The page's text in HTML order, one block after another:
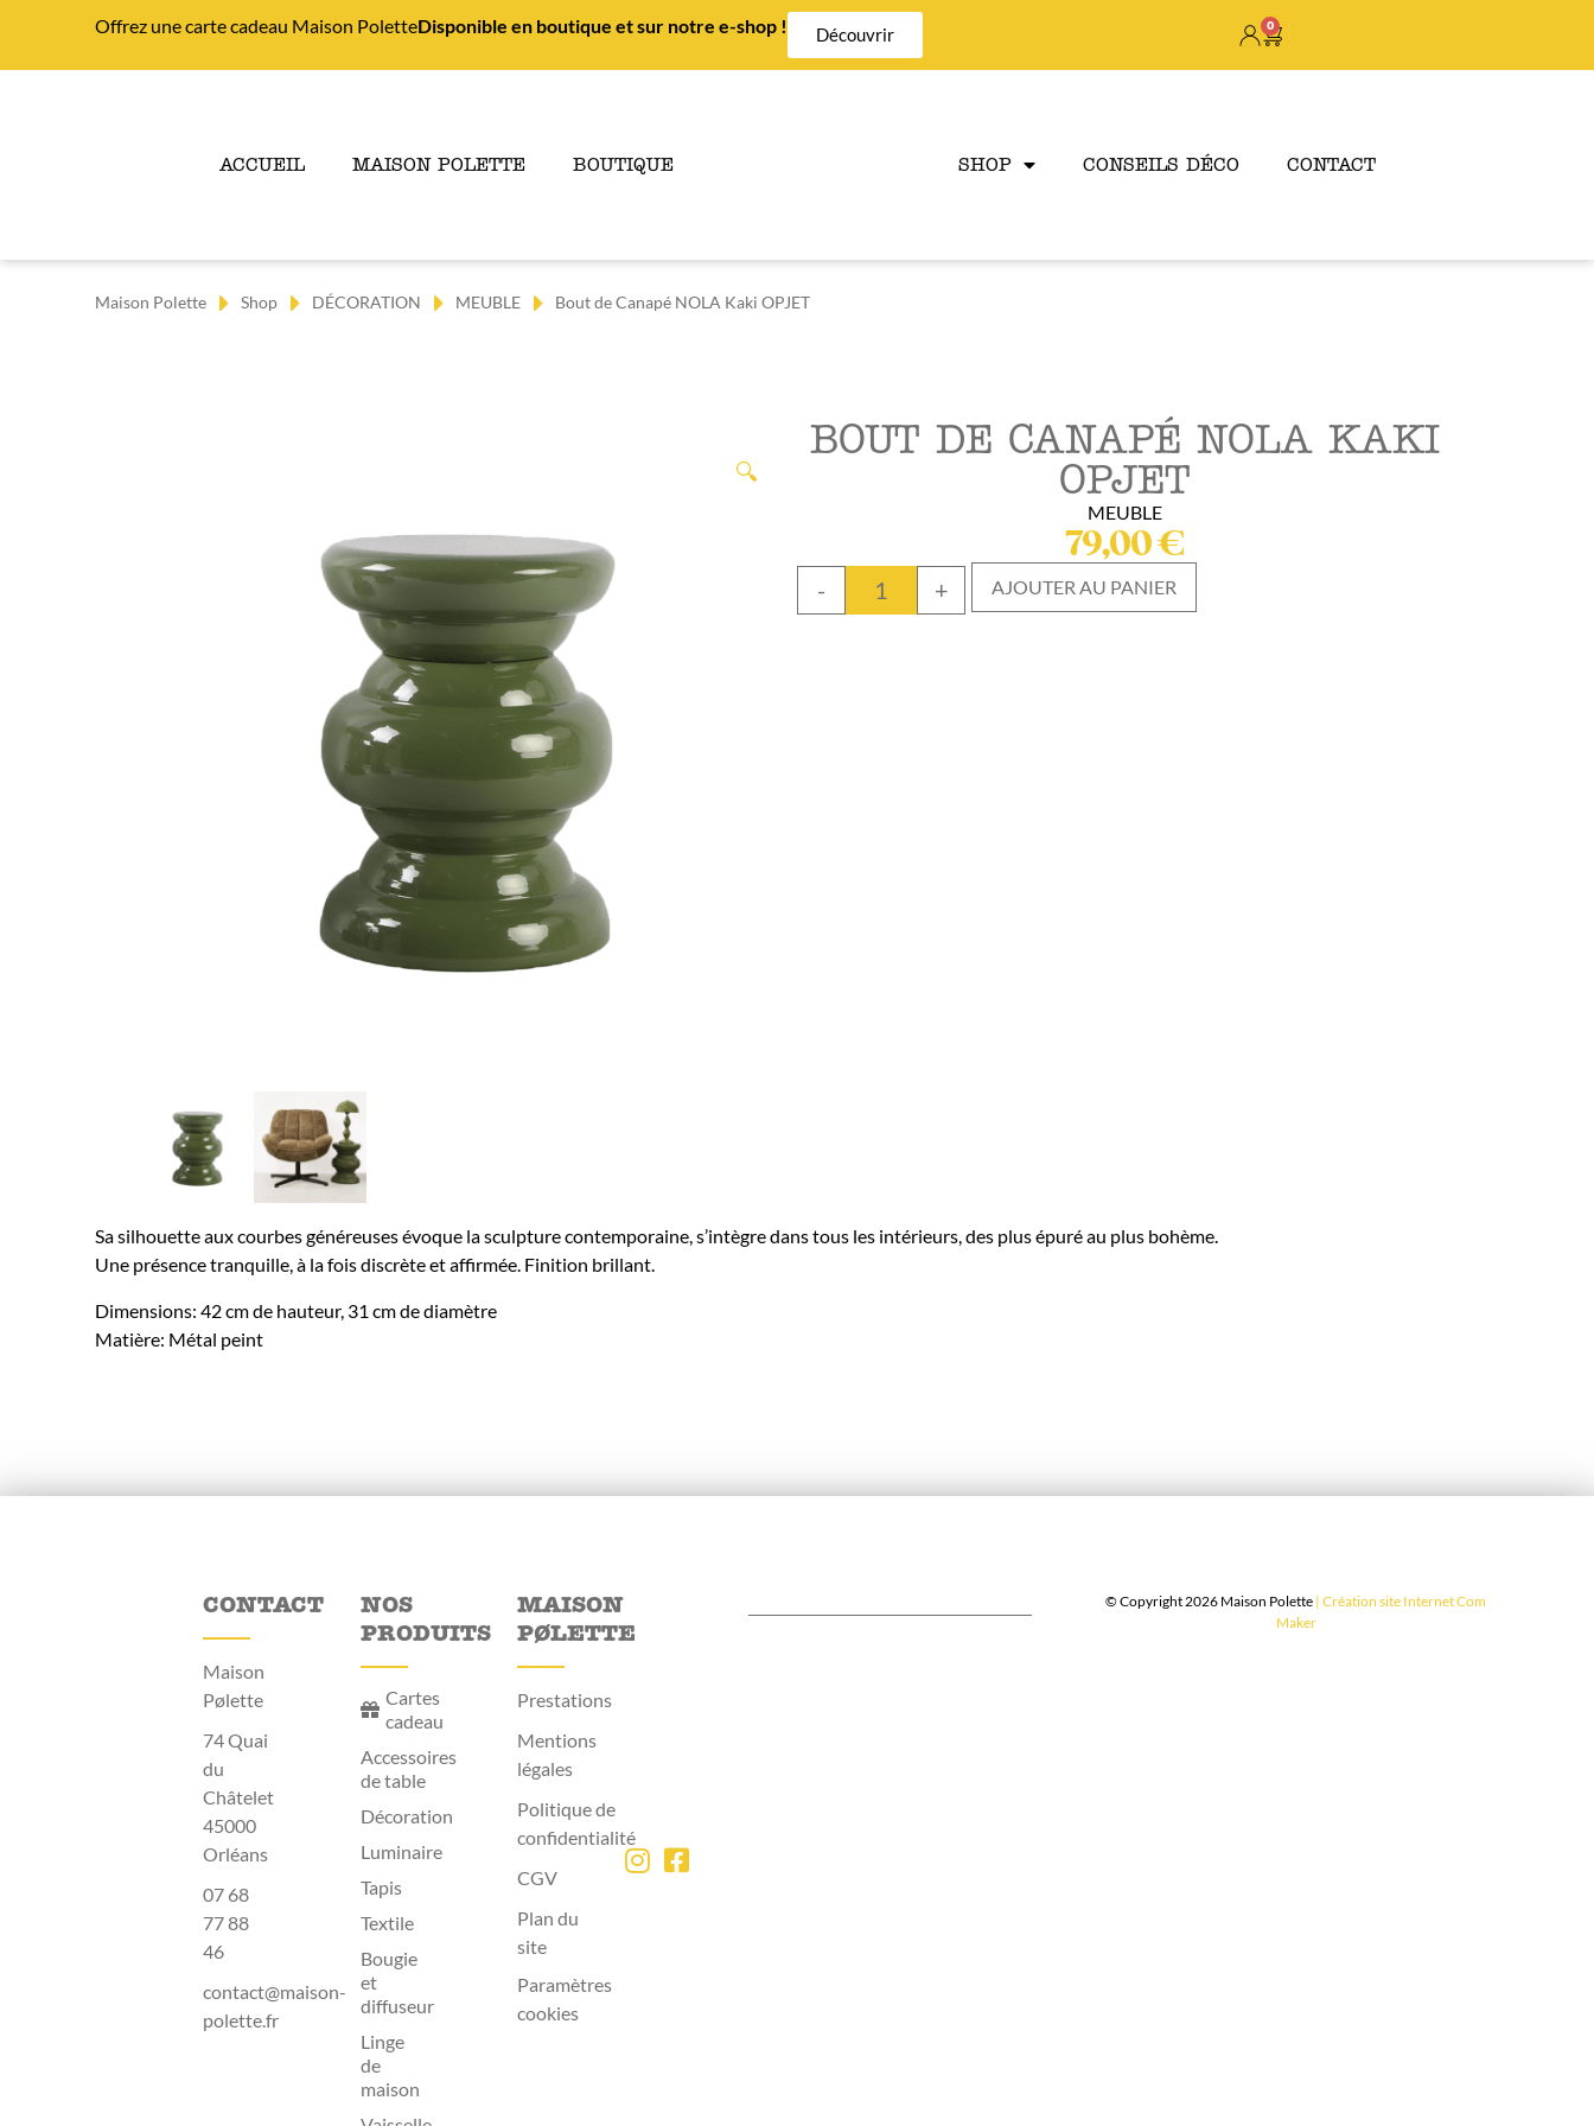
Offrez une carte cadeau Maison PoletteDisponible en boutique et sur notre e-shop ! Découvrir 0
ACCUEIL MAISON POLETTE BOUTIQUE SHOP CONSEILS DÉCO CONTACT
Maison Polette Shop DÉCORATION MEUBLE Bout de Canapé NOLA Kaki OPJET
🔍
BOUT DE CANAPÉ NOLA KAKI
OPJET
MEUBLE
79,00€
- + AJOUTER AU PANIER
Sa silhouette aux courbes généreuses évoque la sculpture contemporaine, s’intègre dans tous les intérieurs, des plus épuré au plus bohème.
Une présence tranquille, à la fois discrète et affirmée. Finition brillant.
Dimensions: 42 cm de hauteur, 31 cm de diamètre
Matière: Métal peint
CONTACT
Maison
Pølette
74 Quai
du
Châtelet
45000
Orléans
07 68
77 88
46
contact@maison-
polette.fr
NOS
PRODUITS
Cartes
cadeau
Accessoires
de table
Décoration
Luminaire
Tapis
Textile
Bougie
et
diffuseur
Linge
de
maison
MAISON
PØLETTE
Prestations
Mentions
légales
Politique de
confidentialité
CGV
Plan du
site
Paramètres
cookies
© Copyright 2026 Maison Polette | Création site Internet Com
Maker